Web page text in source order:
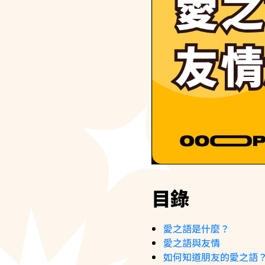
目錄
愛之語是什麼？
愛之語與友情
如何知道朋友的愛之語